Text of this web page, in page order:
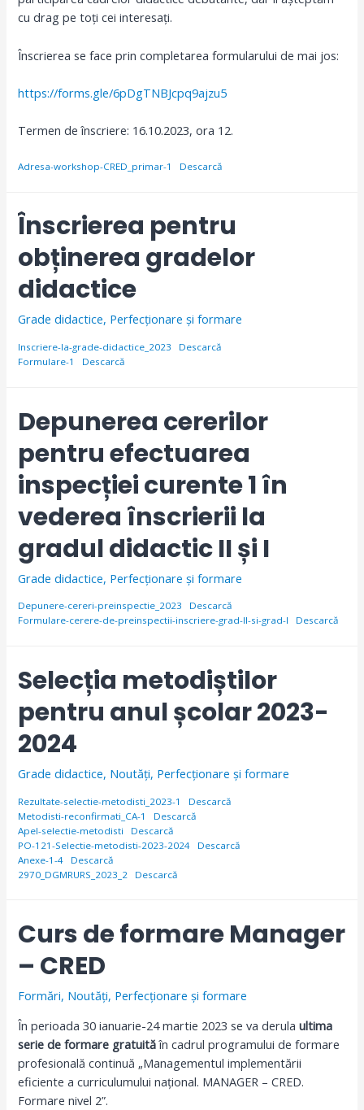
cu drag pe toți cei interesați.
Înscrierea se face prin completarea formularului de mai jos:
https://forms.gle/6pDgTNBJcpq9ajzu5
Termen de înscriere: 16.10.2023, ora 12.
Adresa-workshop-CRED_primar-1 Descarcă
Înscrierea pentru
obținerea gradelor
didactice
Grade didactice, Perfecționare și formare
Inscriere-la-grade-didactice_2023
Descarcă
Formulare-1
Descarcă
Depunerea cererilor
pentru efectuarea
inspecției curente 1 în
vederea înscrierii la
gradul didactic II și I
Grade didactice, Perfecționare și formare
Depunere-cereri-preinspectie_2023
Descarcă
Formulare-cerere-de-preinspectii-inscriere-grad-II-si-grad-I
Descarcă
Selecția metodiștilor
pentru anul școlar 2023-
2024
Grade didactice, Noutăți, Perfecționare și formare
Rezultate-selectie-metodisti_2023-1
Descarcă
Metodisti-reconfirmati_CA-1
Descarcă
Apel-selectie-metodisti
Descarcă
PO-121-Selectie-metodisti-2023-2024
Descarcă
Anexe-1-4
Descarcă
2970_DGMRURS_2023_2
Descarcă
Curs de formare Manager
– CRED
Formări, Noutăți, Perfecționare și formare
În perioada 30 ianuarie-24 martie 2023 se va derulaultima
serie de formare gratuităîn cadrul programului de formare
profesională continuă „Managementul implementării
eficiente a curriculumului național. MANAGER – CRED.
Formare nivel 2”.